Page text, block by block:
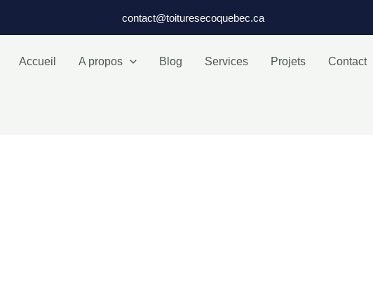
contact@toituresecoquebec.ca
Accueil A propos Blog Services Projets Contact